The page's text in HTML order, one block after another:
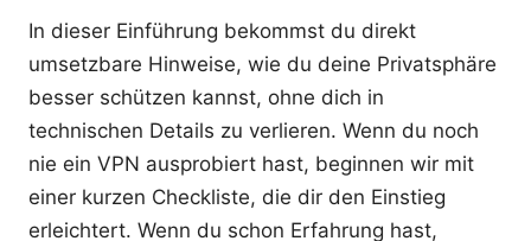
In dieser Einführung bekommst du direkt
umsetzbare Hinweise, wie du deine Privatsphäre
besser schützen kannst, ohne dich in
technischen Details zu verlieren. Wenn du noch
nie ein VPN ausprobiert hast, beginnen wir mit
einer kurzen Checkliste, die dir den Einstieg
erleichtert. Wenn du schon Erfahrung hast,